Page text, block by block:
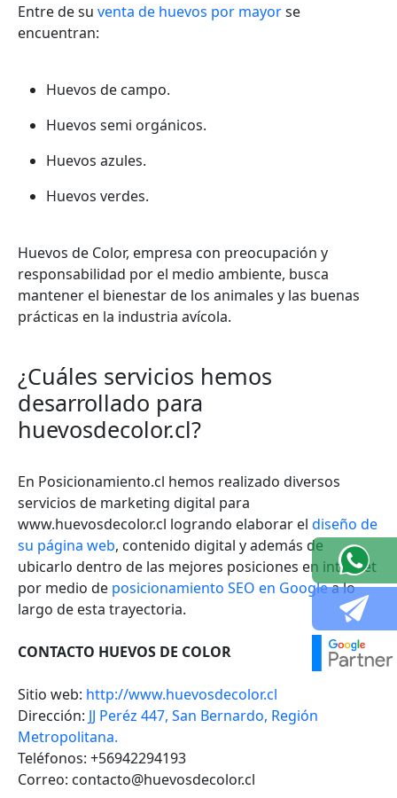
Entre de su venta de huevos por mayorse
encuentran:
Huevos de campo.
Huevos semi orgánicos.
Huevos azules.
Huevos verdes.
Huevos de Color, empresa con preocupación y
responsabilidad por el medio ambiente, busca
mantener el bienestar de los animales y las buenas
prácticas en la industria avícola.
¿Cuáles servicios hemos
desarrollado para
huevosdecolor.cl?
En Posicionamiento.cl hemos realizado diversos
servicios de marketing digital para
www.huevosdecolor.cl logrando elaborar el diseño de
su página web, contenido digital y además de
ubicarlo dentro de las mejores posiciones en internet
por medio de posicionamiento SEO en Googlea lo
largo de esta trayectoria.
CONTACTO HUEVOS DE COLOR
Sitio web: http://www.huevosdecolor.cl
Dirección: JJ Peréz 447, San Bernardo, Región
Metropolitana.
Teléfonos: +56942294193
Correo: contacto@huevosdecolor.cl